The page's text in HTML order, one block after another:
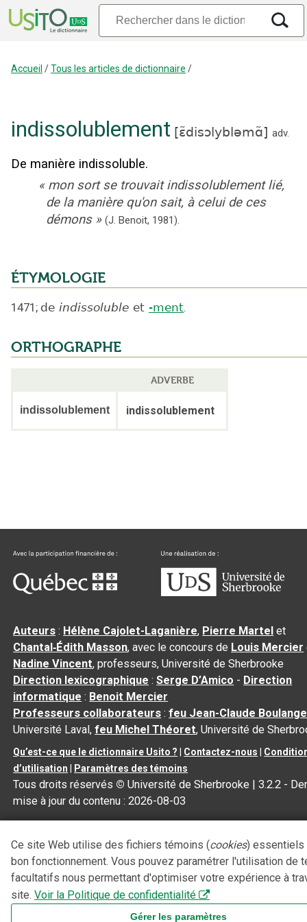
Accueil /Tous les articles de dictionnaire /
indissolublement [ɛ̃disɔlybləmɑ̃] adv.
De manière indissoluble.
« mon sort se trouvait indissolublement lié,
de la manière qu'on sait, à celui de ces
démons » (J. Benoit, 1981).
ÉTYMOLOGIE
1471 ; de indissoluble et -ment.
ORTHOGRAPHE
ADVERBE
indissolublement indissolublement
Auteurs : Hélène Cajolet-Laganière, Pierre Martel et
Chantal‑Édith Masson, avec le concours de Louis Mercier
Nadine Vincent, professeurs, Université de Sherbrooke
Direction lexicographique :Serge D’Amico - Direction
informatique : Benoit Mercier
Professeurs collaborateurs :feu Jean-Claude
Université Laval,feu Michel Théoret, Université de
Qu’est-ce que le dictionnaire Usito ? | Contactez-nous |
d’utilisation | Paramètres des témoins
Tous droits réservés © Université de Sherbrooke |3.2.2 -
mise à jour du contenu :2026-08-03
Ce site Web utilise des fichiers témoins (cookies) essentiels
bon fonctionnement. Vous pouvez paramétrer l'utilisation de
facultatifs nous permettant d'optimiser votre expérience à
site. Voir la Politique de confidentialité
Gérer les paramètres